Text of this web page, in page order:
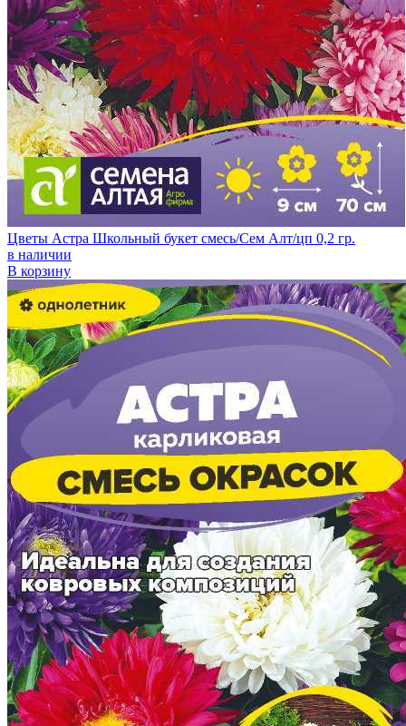
Цветы Астра Школьный букет смесь/Сем Алт/цп 0,2 гр.
в наличии
В корзину